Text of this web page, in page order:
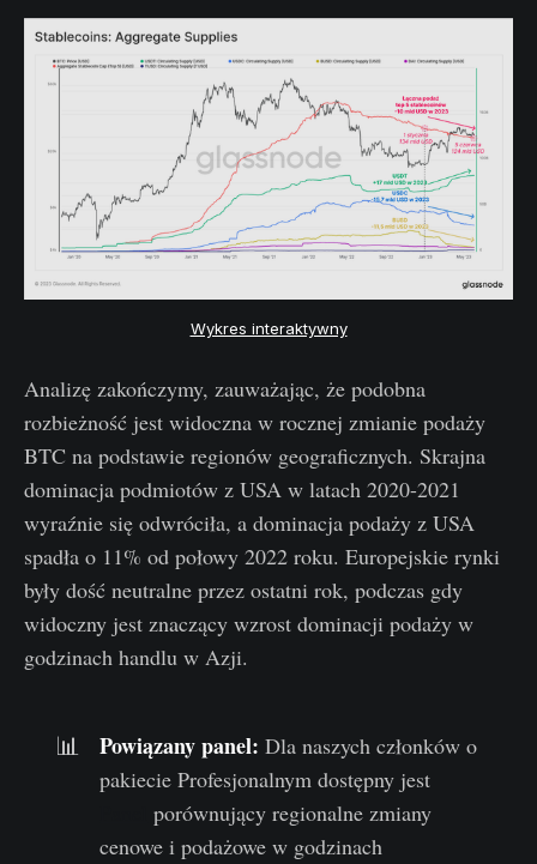
Wykres interaktywny
Analizę zakończymy, zauważając, że podobna
rozbieżność jest widoczna w rocznej zmianie podaży
BTC na podstawie regionów geograficznych. Skrajna
dominacja podmiotów z USA w latach 2020-2021
wyraźnie się odwróciła, a dominacja podaży z USA
spadła o 11% od połowy 2022 roku. Europejskie rynki
były dość neutralne przez ostatni rok, podczas gdy
widoczny jest znaczący wzrost dominacji podaży w
godzinach handlu w Azji.
📊 Powiązany panel: Dla naszych członków o
pakiecie Profesjonalnym dostępny jest
porównujący regionalne zmiany
cenowe i podażowe w godzinach